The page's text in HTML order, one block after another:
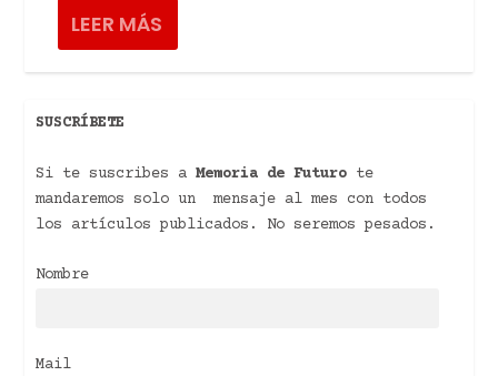
LEER MÁS
SUSCRÍBETE
Si te suscribes aMemoria de Futuro te
mandaremos solo un mensaje al mes con todos
los artículos publicados. No seremos pesados.
Nombre
Mail